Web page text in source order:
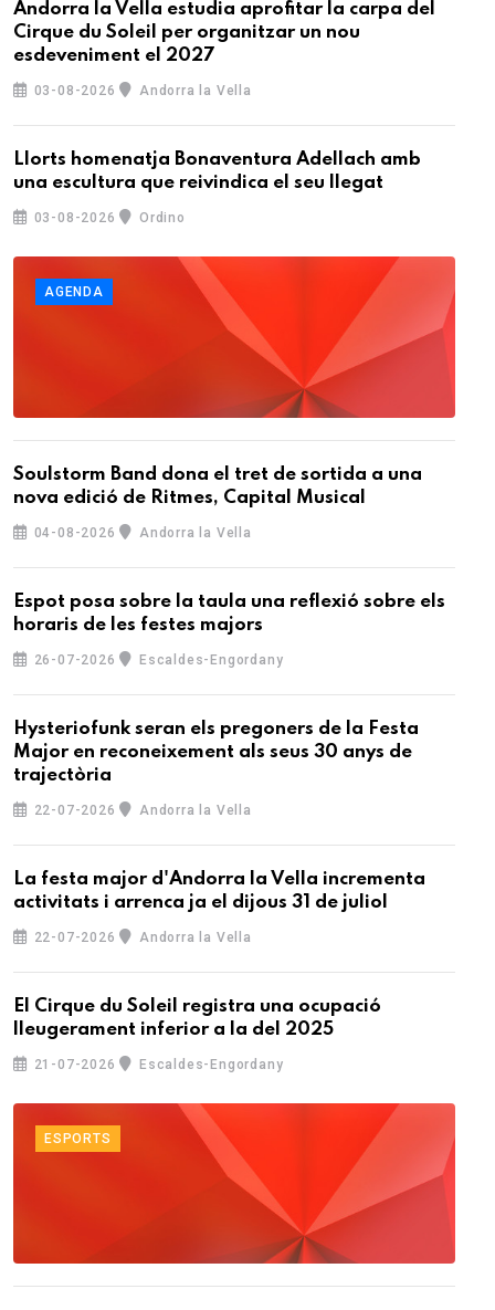
Andorra la Vella estudia aprofitar la carpa del
Cirque du Soleil per organitzar un nou
esdeveniment el 2027
03-08-2026 Andorra la Vella
Llorts homenatja Bonaventura Adellach amb
una escultura que reivindica el seu llegat
03-08-2026 Ordino
AGENDA
Soulstorm Band dona el tret de sortida a una
nova edició de Ritmes, Capital Musical
04-08-2026 Andorra la Vella
Espot posa sobre la taula una reflexió sobre els
horaris de les festes majors
26-07-2026 Escaldes-Engordany
Hysteriofunk seran els pregoners de la Festa
Major en reconeixement als seus 30 anys de
trajectòria
22-07-2026 Andorra la Vella
La festa major d'Andorra la Vella incrementa
activitats i arrenca ja el dijous 31 de juliol
22-07-2026 Andorra la Vella
El Cirque du Soleil registra una ocupació
lleugerament inferior a la del 2025
21-07-2026 Escaldes-Engordany
ESPORTS